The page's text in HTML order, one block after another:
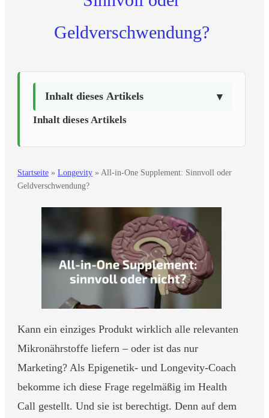
Geldverschwendung?
Inhalt dieses Artikels
Inhalt dieses Artikels
Startseite » Longevity » All-in-One Supplement: Sinnvoll oder
Geldverschwendung?
Kann ein einziges Produkt wirklich alle relevanten
Mikronährstoffe liefern – oder ist das nur
Marketing? Als Epigenetik- und Longevity-Coach
bekomme ich diese Frage regelmäßig im Health
Call gestellt. Und sie ist berechtigt. Denn auf dem